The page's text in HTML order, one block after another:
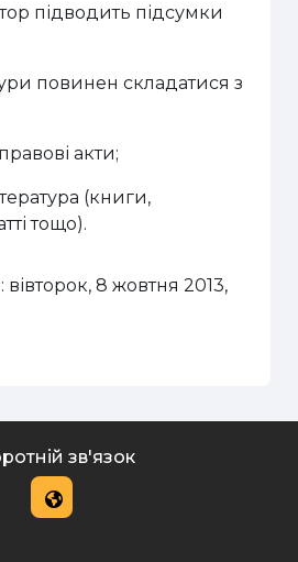
підводить підсумки
повинен складатися з
акти;
(книги,
тощо).
вівторок, 8 жовтня 2013,
зв'язок